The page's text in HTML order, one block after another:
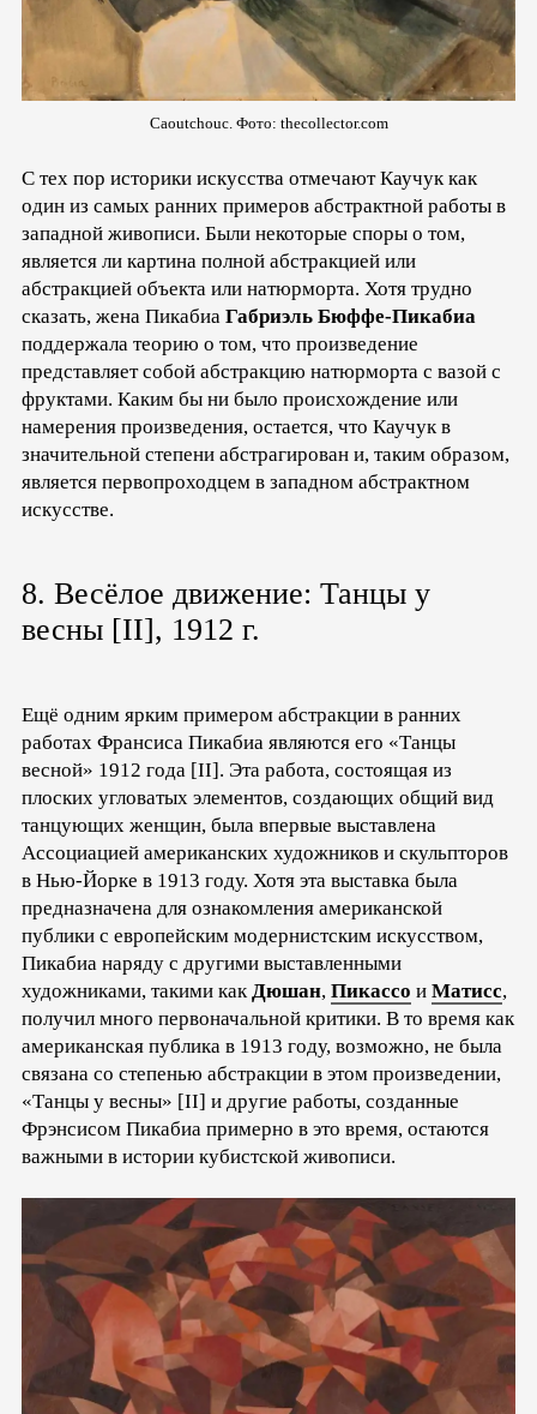
Caoutchouc. Фото: thecollector.com
С тех пор историки искусства отмечают Каучук как
один из самых ранних примеров абстрактной работы в
западной живописи. Были некоторые споры о том,
является ли картина полной абстракцией или
абстракцией объекта или натюрморта. Хотя трудно
сказать, жена Пикабиа Габриэль Бюффе-Пикабиа
поддержала теорию о том, что произведение
представляет собой абстракцию натюрморта с вазой с
фруктами. Каким бы ни было происхождение или
намерения произведения, остается, что Каучук в
значительной степени абстрагирован и, таким образом,
является первопроходцем в западном абстрактном
искусстве.
8. Весёлое движение: Танцы у
весны [II], 1912 г.
Ещё одним ярким примером абстракции в ранних
работах Франсиса Пикабиа являются его «Танцы
весной» 1912 года [II]. Эта работа, состоящая из
плоских угловатых элементов, создающих общий вид
танцующих женщин, была впервые выставлена
Ассоциацией американских художников и скульпторов
в Нью-Йорке в 1913 году. Хотя эта выставка была
предназначена для ознакомления американской
публики с европейским модернистским искусством,
Пикабиа наряду с другими выставленными
художниками, такими какДюшан, Пикассо и Матисс,
получил много первоначальной критики. В то время как
американская публика в 1913 году, возможно, не была
связана со степенью абстракции в этом произведении,
«Танцы у весны» [II] и другие работы, созданные
Фрэнсисом Пикабиа примерно в это время, остаются
важными в истории кубистской живописи.